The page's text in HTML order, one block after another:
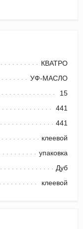
КВАТРО
УФ-МАСЛО
15
441
441
клеевой
упаковка
Дуб
клеевой